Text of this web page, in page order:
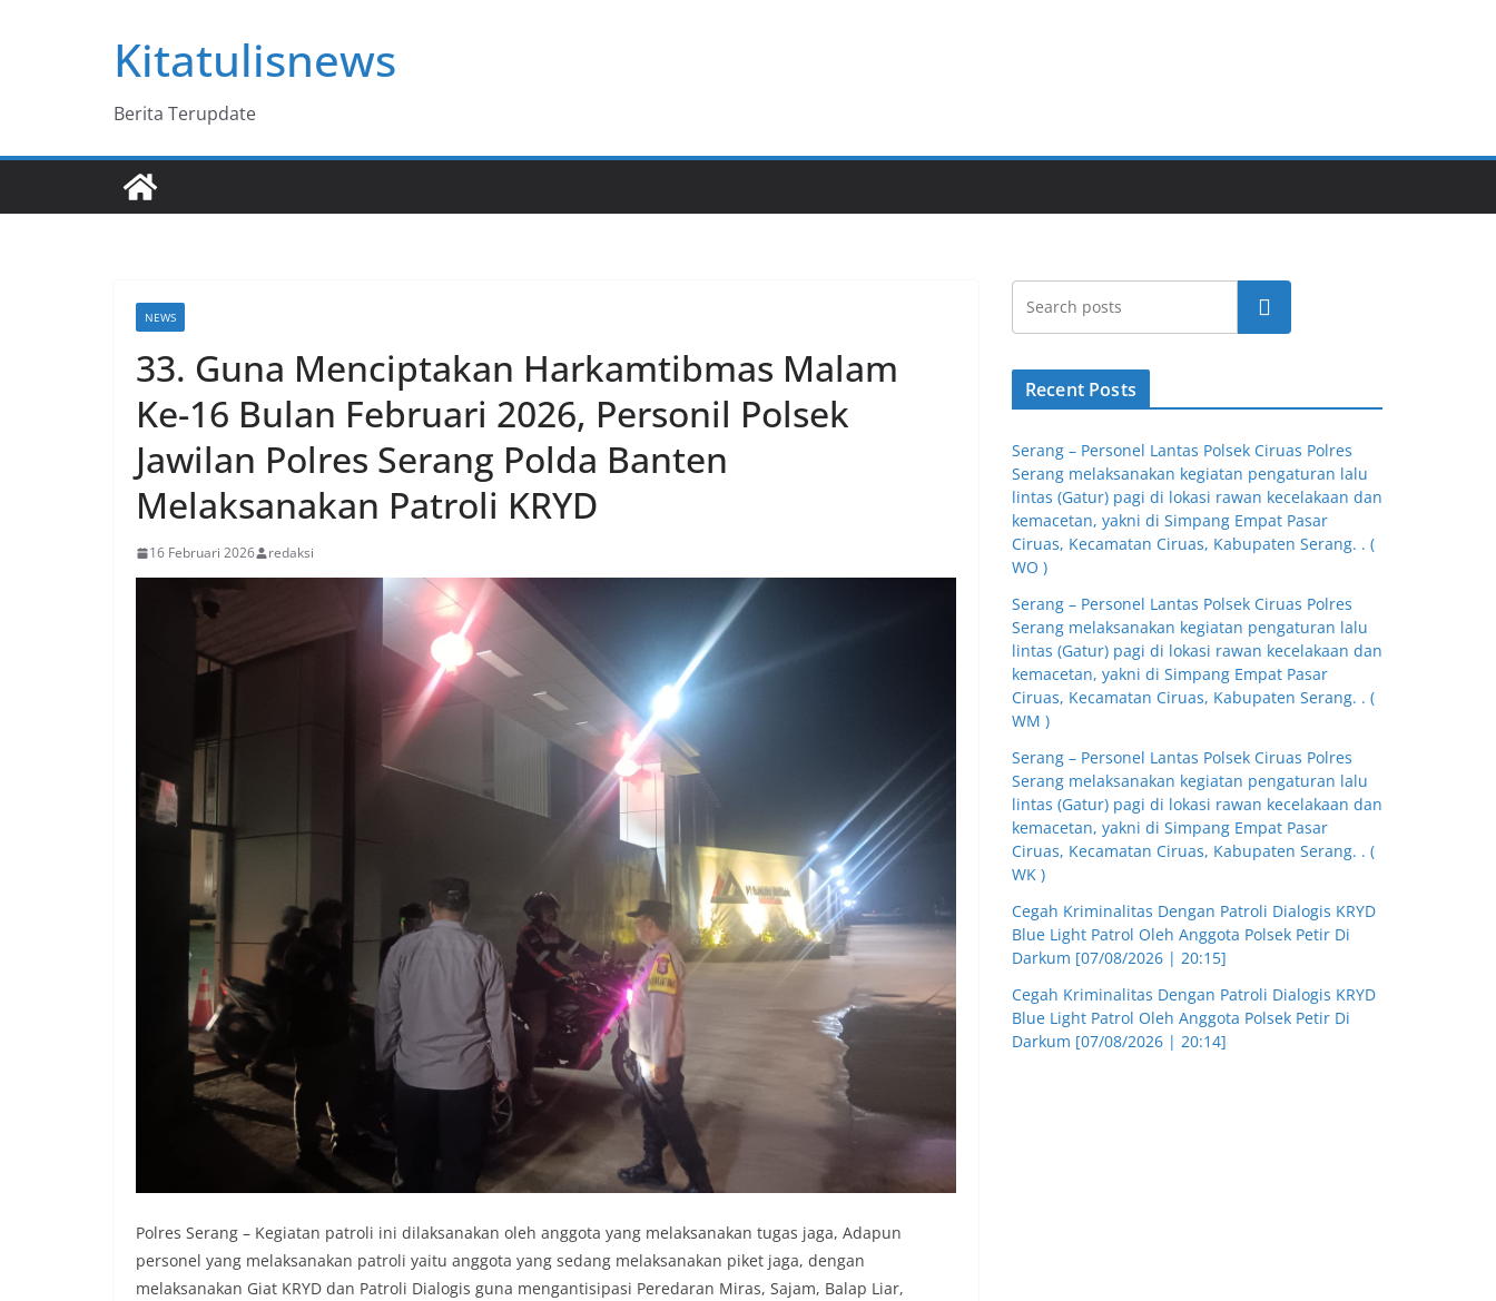
Kitatulisnews
Berita Terupdate
NEWS
33. Guna Menciptakan Harkamtibmas Malam
Ke-16 Bulan Februari 2026, Personil Polsek
Jawilan Polres Serang Polda Banten
Melaksanakan Patroli KRYD
16 Februari 2026 redaksi
Polres Serang – Kegiatan patroli ini dilaksanakan oleh anggota yang melaksanakan tugas jaga, Adapun
personel yang melaksanakan patroli yaitu anggota yang sedang melaksanakan piket jaga, dengan
melaksanakan Giat KRYD dan Patroli Dialogis guna mengantisipasi Peredaran Miras, Sajam, Balap Liar,
Cari
Recent Posts
Serang – Personel Lantas Polsek Ciruas Polres
Serang melaksanakan kegiatan pengaturan lalu
lintas (Gatur) pagi di lokasi rawan kecelakaan dan
kemacetan, yakni di Simpang Empat Pasar
Ciruas, Kecamatan Ciruas, Kabupaten Serang. . (
WO )
Serang – Personel Lantas Polsek Ciruas Polres
Serang melaksanakan kegiatan pengaturan lalu
lintas (Gatur) pagi di lokasi rawan kecelakaan dan
kemacetan, yakni di Simpang Empat Pasar
Ciruas, Kecamatan Ciruas, Kabupaten Serang. . (
WM )
Serang – Personel Lantas Polsek Ciruas Polres
Serang melaksanakan kegiatan pengaturan lalu
lintas (Gatur) pagi di lokasi rawan kecelakaan dan
kemacetan, yakni di Simpang Empat Pasar
Ciruas, Kecamatan Ciruas, Kabupaten Serang. . (
WK )
Cegah Kriminalitas Dengan Patroli Dialogis KRYD
Blue Light Patrol Oleh Anggota Polsek Petir Di
Darkum [07/08/2026 | 20:15]
Cegah Kriminalitas Dengan Patroli Dialogis KRYD
Blue Light Patrol Oleh Anggota Polsek Petir Di
Darkum [07/08/2026 | 20:14]